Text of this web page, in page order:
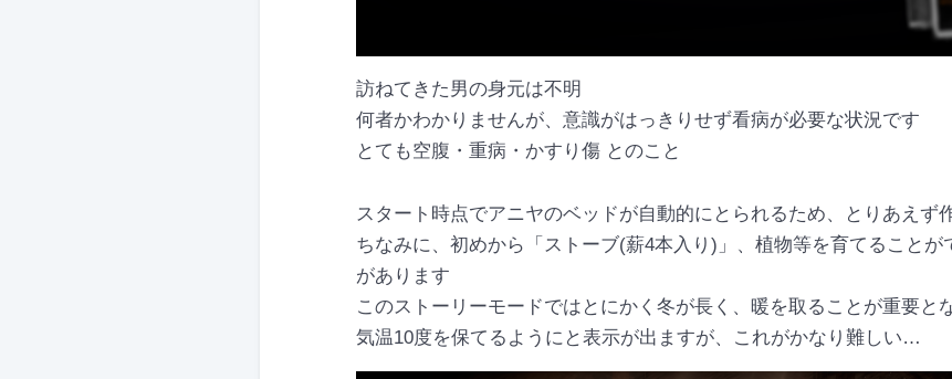
訪ねてきた男の身元は不明
何者かわかりませんが、意識がはっきりせず看病が必要な状況です
とても空腹・重病・かすり傷 とのこと
スタート時点でアニヤのベッドが自動的にとられるため、とりあえず
ちなみに、初めから「ストーブ(薪4本入り)」、植物等を育てることが
があります
このストーリーモードではとにかく冬が長く、暖を取ることが重要と
気温10度を保てるようにと表示が出ますが、これがかなり難しい…